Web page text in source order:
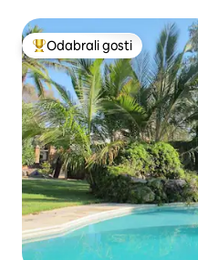
Među najviše rangiranima
Odabrali gosti